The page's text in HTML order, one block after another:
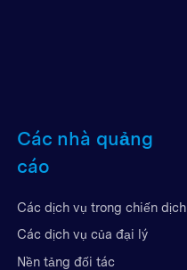
Các nhà quảng
cáo
Các dịch vụ trong chiến dịch
Các dịch vụ của đại lý
Nền tảng đối tác